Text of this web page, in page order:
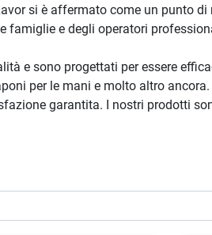
si è affermato come un punto
famiglie e degli operatori
e sono progettati per essere
per le mani e molto altro ancora.
garantita. I nostri prodotti